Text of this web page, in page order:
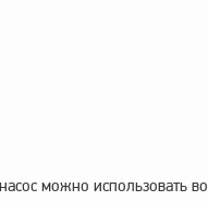
можно использовать во